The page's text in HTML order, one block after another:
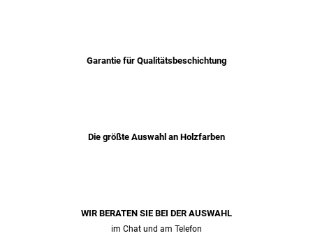
Garantie für Qualitätsbeschichtung
Die größte Auswahl an Holzfarben
WIR BERATEN SIE BEI ​​DER AUSWAHL
im Chat und am Telefon